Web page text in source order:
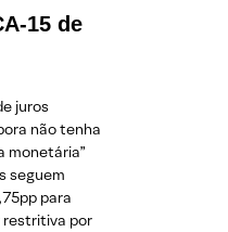
15 de
juros
não tenha
monetária”
seguem
para
restritiva por